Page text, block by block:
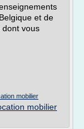
et de
dont vous
mobilier
mobilier